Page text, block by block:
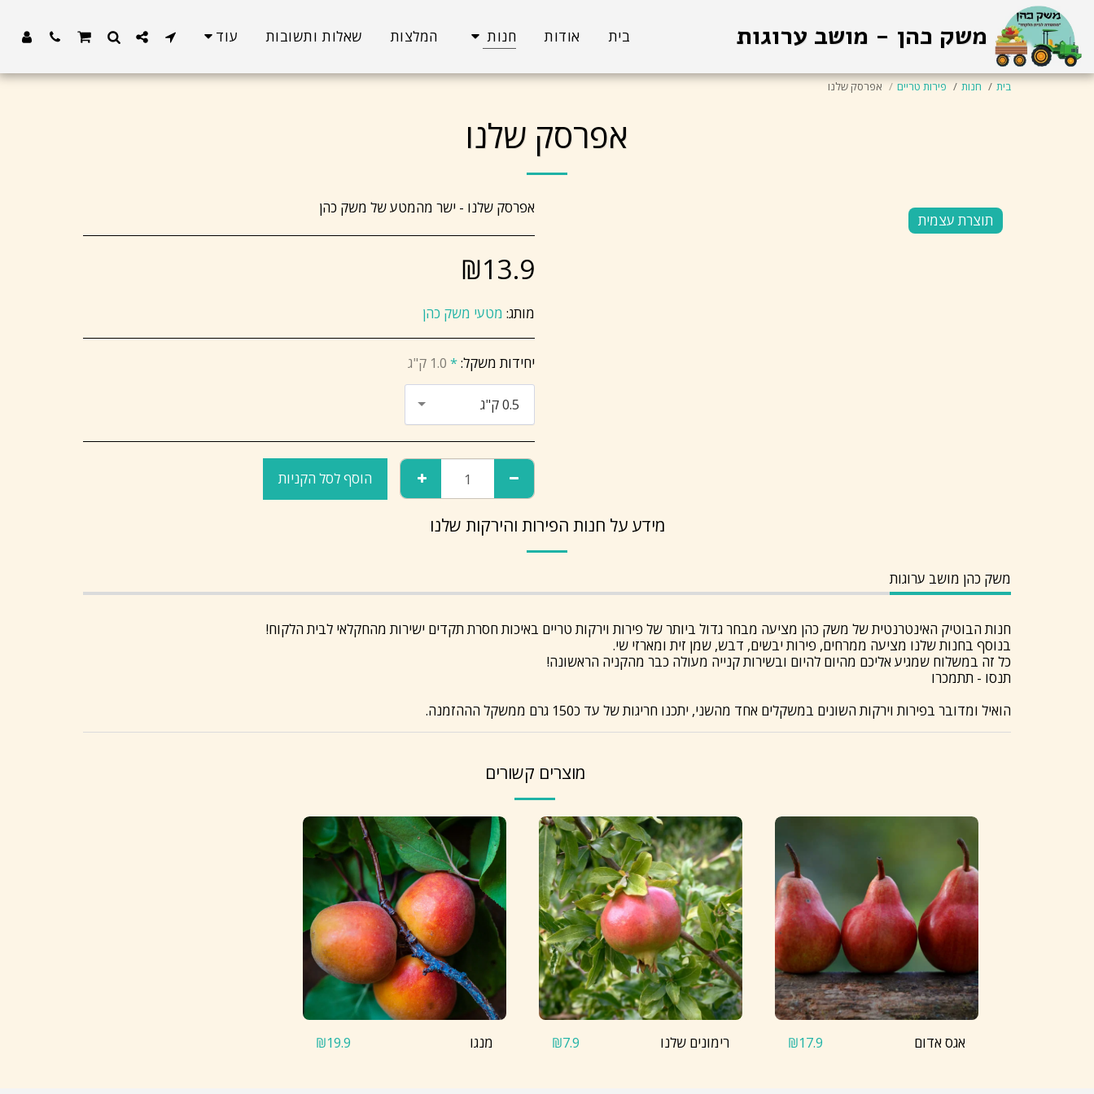
משק כהן - מושב ערוגות בית אודות חנות המלצות שאלות ותשובות עוד
בית חנות פירות טריים אפרסק שלנו
אפרסק שלנו
תוצרת עצמית
אפרסק שלנו - ישר מהמטע של משק כהן
₪13.9
מותג: מטעי משק כהן
יחידות משקל:* 1.0 ק"ג
0.5 ק"ג
הוסף לסל הקניות
מידע על חנות הפירות והירקות שלנו
משק כהן מושב ערוגות
חנות הבוטיק האינטרנטית של משק כהן מציעה מבחר גדול ביותר של פירות וירקות טריים באיכות חסרת תקדים ישירות מהחקלאי לבית הלקוח!
בנוסף בחנות שלנו מציעה ממרחים, פירות יבשים, דבש, שמן זית ומארזי שי.
כל זה במשלוח שמגיע אליכם מהיום להיום ובשירות קנייה מעולה כבר מהקניה הראשונה!
תנסו - תתמכרו
הואיל ומדובר בפירות וירקות השונים במשקלים אחד מהשני, יתכנו חריגות של עד כ150 גרם ממשקל הההזמנה.
מוצרים קשורים
אגס אדום ₪17.9 רימונים שלנו ₪7.9 מנגו ₪19.9